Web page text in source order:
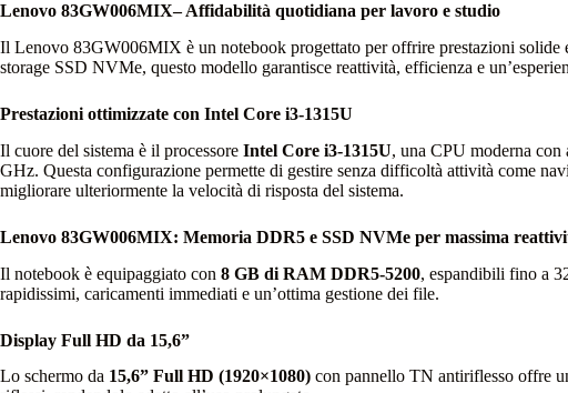
Lenovo 83GW006MIX– Affidabilità quotidiana per lavoro e studio
Il Lenovo 83GW006MIX è un notebook progettato per offrire prestazioni
storage SSD NVMe, questo modello garantisce reattività, efficienza e
Prestazioni ottimizzate con Intel Core i3‑1315U
Il cuore del sistema è il processore Intel Core i3‑1315U, una CPU moderna con
GHz. Questa configurazione permette di gestire senza difficoltà attività come
migliorare ulteriormente la velocità di risposta del sistema.
Lenovo 83GW006MIX: Memoria DDR5 e SSD NVMe per massima
Il notebook è equipaggiato con 8 GB di RAM DDR5‑5200, espandibili fino a
rapidissimi, caricamenti immediati e un’ottima gestione dei file.
Display Full HD da 15,6”
Lo schermo da 15,6” Full HD (1920×1080) con pannello TN antiriflesso offre